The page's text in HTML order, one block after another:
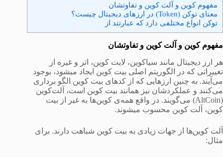
مفهوم کوین و آلت کوین و تفاوتشان
معنای توکن (Token) در ارزهای دیجیتال چیست؟
توکن انواع مختلفی دارد که عبارتند از
مفهوم کوین و آلت کوین و تفاوتشان
هر ارز دیجیتال مانند سیاکوین، لایت کوین، اتر و غیره از
تغییراتی که در الگوریتم اصلی بیت کوین ایجاد میشود، بوجود
می‌آیند. به چنین ارزهایی که از کدهای بیت کوین الگو برداری
می‌کنند و عملکردشان نیز همانند بیت کوین است، آلت‌کوین
(AltCoin) می‌گویند. در واقع همه‌ی کوین‌ها به غیر از بیت
کوین، آلت کوین محسوب میشوند.
آلت کوین‌ها از جهات زیادی به بیت کوین شباهت دارند. برای
مثال: